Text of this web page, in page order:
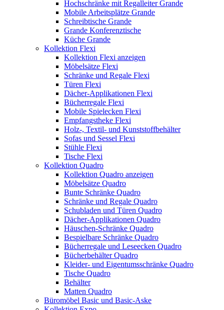
Hochschränke mit Regalleiter Grande
Mobile Arbeitsplätze Grande
Schreibtische Grande
Grande Konferenztische
Küche Grande
Kollektion Flexi
Kollektion Flexi anzeigen
Möbelsätze Flexi
Schränke und Regale Flexi
Türen Flexi
Dächer-Applikationen Flexi
Bücherregale Flexi
Mobile Spielecken Flexi
Empfangstheke Flexi
Holz-, Textil- und Kunststoffbehälter
Sofas und Sessel Flexi
Stühle Flexi
Tische Flexi
Kollektion Quadro
Kollektion Quadro anzeigen
Möbelsätze Quadro
Bunte Schränke Quadro
Schränke und Regale Quadro
Schubladen und Türen Quadro
Dächer-Applikationen Quadro
Häuschen-Schränke Quadro
Bespielbare Schränke Quadro
Bücherregale und Leseecken Quadro
Bücherbehälter Quadro
Kleider- und Eigentumsschränke Quadro
Tische Quadro
Behälter
Matten Quadro
Büromöbel Basic und Basic-Aske